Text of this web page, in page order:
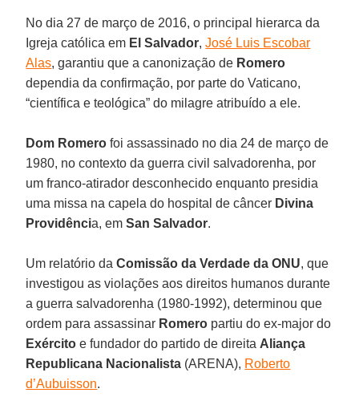
No dia 27 de março de 2016, o principal hierarca da
Igreja católica em El Salvador,José Luis Escobar
Alas, garantiu que a canonização de Romero
dependia da confirmação, por parte do Vaticano,
“científica e teológica” do milagre atribuído a ele.
Dom Romerofoi assassinado no dia 24 de março de
1980, no contexto da guerra civil salvadorenha, por
um franco-atirador desconhecido enquanto presidia
uma missa na capela do hospital de câncer Divina
Providência, emSan Salvador.
Um relatório daComissão da Verdade da ONU, que
investigou as violações aos direitos humanos durante
a guerra salvadorenha (1980-1992), determinou que
ordem para assassinar Romero partiu do ex-major do
Exército e fundador do partido de direita Aliança
Republicana Nacionalista (ARENA), Roberto
d’Aubuisson.